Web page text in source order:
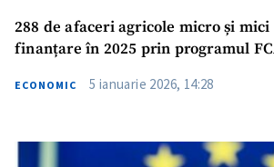
288 de afaceri agricole micro și
finanțare în 2025 prin programul
ECONOMIC 5 ianuarie 2026, 14:28